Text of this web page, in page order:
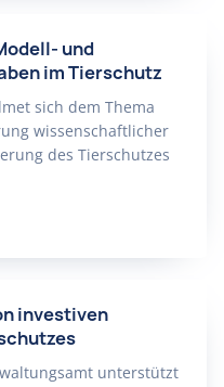
und
im Tierschutz
sich dem Thema
wissenschaftlicher
des Tierschutzes
investiven
unterstützt